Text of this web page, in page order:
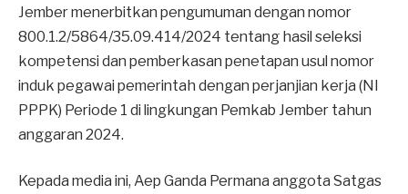
Jember menerbitkan pengumuman dengan nomor
800.1.2/5864/35.09.414/2024 tentang hasil seleksi
kompetensi dan pemberkasan penetapan usul nomor
induk pegawai pemerintah dengan perjanjian kerja (NI
PPPK) Periode 1 di lingkungan Pemkab Jember tahun
anggaran 2024.
Kepada media ini, Aep Ganda Permana anggota Satgas